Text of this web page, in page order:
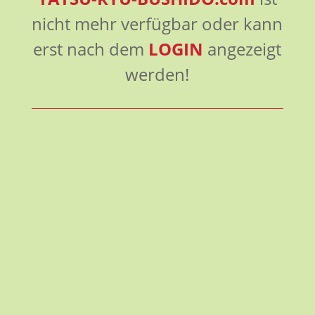
nicht mehr verfügbar oder kann
erst nach dem LOGIN angezeigt
werden!